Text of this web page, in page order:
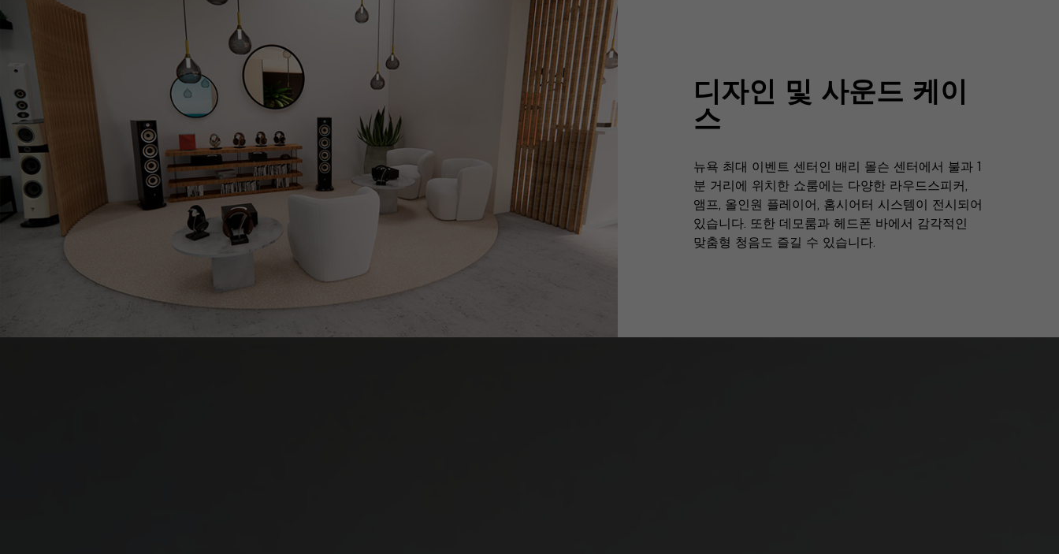
디자인 및 사운드 케이
스
뉴욕 최대 이벤트 센터인 배리 몰슨 센터에서 불과 1
분 거리에 위치한 쇼룸에는 다양한 라우드스피커,
앰프, 올인원 플레이어, 홈시어터 시스템이 전시되어
있습니다. 또한 데모룸과 헤드폰 바에서 감각적인
맞춤형 청음도 즐길 수 있습니다.